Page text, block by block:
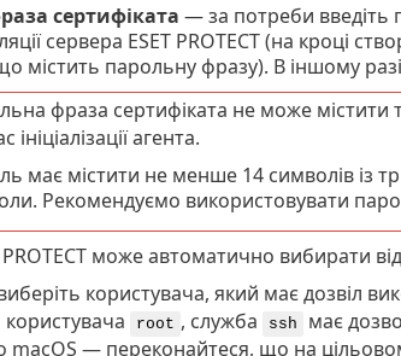
сертифіката — за потреби введіть
сервера ESET PROTECT (на кроці
містить парольну фразу). В іншому
фраза сертифіката не може містити
ініціалізації агента.
має містити не менше 14 символів із
Рекомендуємо використовувати
може автоматично вибирати
користувача, який має дозвіл
root , служба ssh має
macOS — переконайтеся, що на